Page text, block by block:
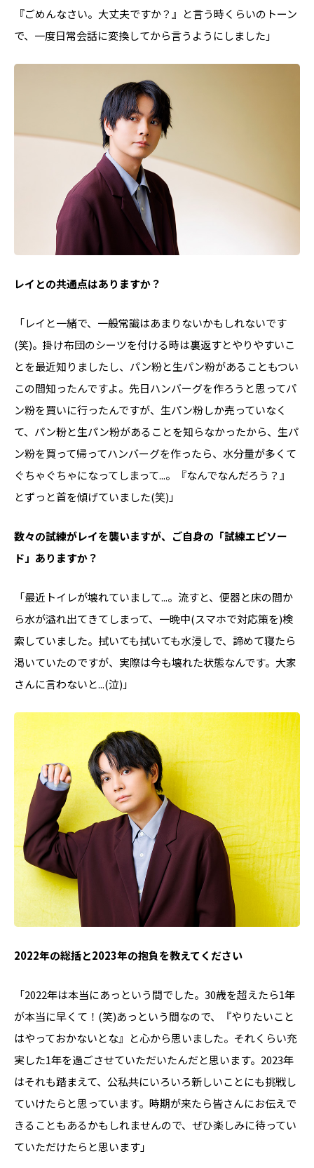
『ごめんなさい。大丈夫ですか？』と言う時くらいのトーン
で、一度日常会話に変換してから言うようにしました」
――レイとの共通点はありますか？
「レイと一緒で、一般常識はあまりないかもしれないです
(笑)。掛け布団のシーツを付ける時は裏返すとやりやすいこ
とを最近知りましたし、パン粉と生パン粉があることもつい
この間知ったんですよ。先日ハンバーグを作ろうと思ってパ
ン粉を買いに行ったんですが、生パン粉しか売っていなく
て、パン粉と生パン粉があることを知らなかったから、生パ
ン粉を買って帰ってハンバーグを作ったら、水分量が多くて
ぐちゃぐちゃになってしまって...。『なんでなんだろう？』
とずっと首を傾げていました(笑)」
――数々の試練がレイを襲いますが、ご自身の「試練エピソー
ド」ありますか？
「最近トイレが壊れていまして...。流すと、便器と床の間か
ら水が溢れ出てきてしまって、一晩中(スマホで対応策を)検
索していました。拭いても拭いても水浸しで、諦めて寝たら
渇いていたのですが、実際は今も壊れた状態なんです。大家
さんに言わないと...(泣)」
――2022年の総括と2023年の抱負を教えてください
「2022年は本当にあっという間でした。30歳を超えたら1年
が本当に早くて！(笑)あっという間なので、『やりたいこと
はやっておかないとな』と心から思いました。それくらい充
実した1年を過ごさせていただいたんだと思います。2023年
はそれも踏まえて、公私共にいろいろ新しいことにも挑戦し
ていけたらと思っています。時期が来たら皆さんにお伝えで
きることもあるかもしれませんので、ぜひ楽しみに待ってい
ていただけたらと思います」